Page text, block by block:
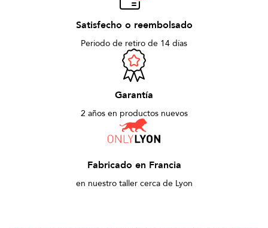
Satisfecho o reembolsado
Periodo de retiro de 14 días
Garantía
2 años en productos nuevos
Fabricado en Francia
en nuestro taller cerca de Lyon